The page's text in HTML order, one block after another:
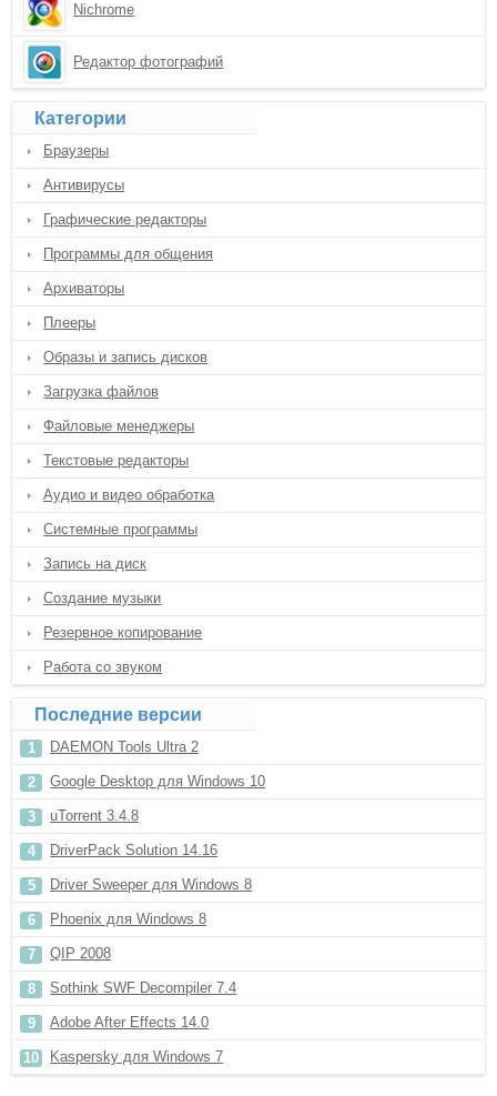
Nichrome
Редактор фотографий
Категории
Браузеры
Антивирусы
Графические редакторы
Программы для общения
Архиваторы
Плееры
Образы и запись дисков
Загрузка файлов
Файловые менеджеры
Текстовые редакторы
Аудио и видео обработка
Системные программы
Запись на диск
Создание музыки
Резервное копирование
Работа со звуком
Последние версии
DAEMON Tools Ultra 2
Google Desktop для Windows 10
uTorrent 3.4.8
DriverPack Solution 14.16
Driver Sweeper для Windows 8
Phoenix для Windows 8
QIP 2008
Sothink SWF Decompiler 7.4
Adobe After Effects 14.0
Kaspersky для Windows 7